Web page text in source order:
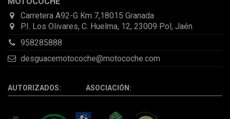
Carretera A92-G Km 7,18015 Granada
P.I. Los Olivares, C. Huelma, 12, 23009 Pol, Jaén
958285888
desguacemotocoche@motocoche.com
AUTORIZADOS: ASOCIACIÓN: